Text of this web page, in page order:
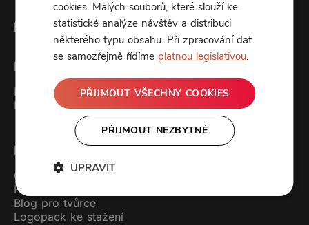
Forendors
Kontakt
Podcast studio
Pro uživatele
Ceník
FAQ (často kladené dotazy)
Blog pro tvůrce
Logopack ke stažení
cookies. Malých souborů, které slouží ke
statistické analýze návštěv a distribuci
některého typu obsahu. Při zpracování dat
se samozřejmě řídíme platnou legislativou.
PŘIJMOUT VŠECHNY COOKIES
PŘIJMOUT NEZBYTNÉ
UPRAVIT